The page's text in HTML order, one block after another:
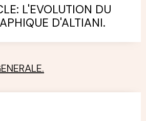
L'EVOLUTION DU
D'ALTIANI.